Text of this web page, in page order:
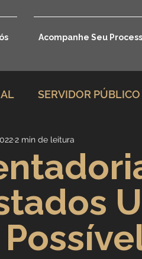
Acompanhe Seu
SERVIDOR PÚBLICO
Direito Previdenciário
Benefícios por incapacidade
Aposentadoria por idade
2 min de leitura